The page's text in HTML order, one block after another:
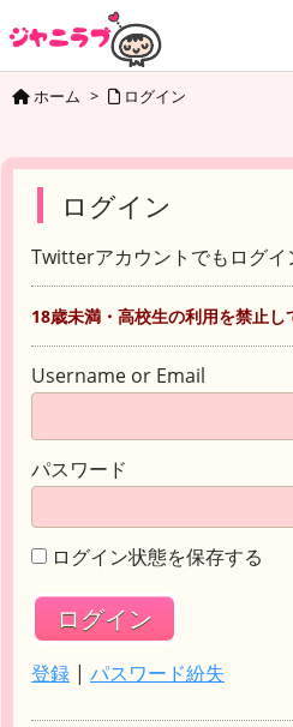
ホーム > ログイン
ログイン
Twitterアカウントでもログイ
18歳未満・高校生の利用を禁止し
Username or Email
パスワード
ログイン状態を保存する
登録 | パスワード紛失